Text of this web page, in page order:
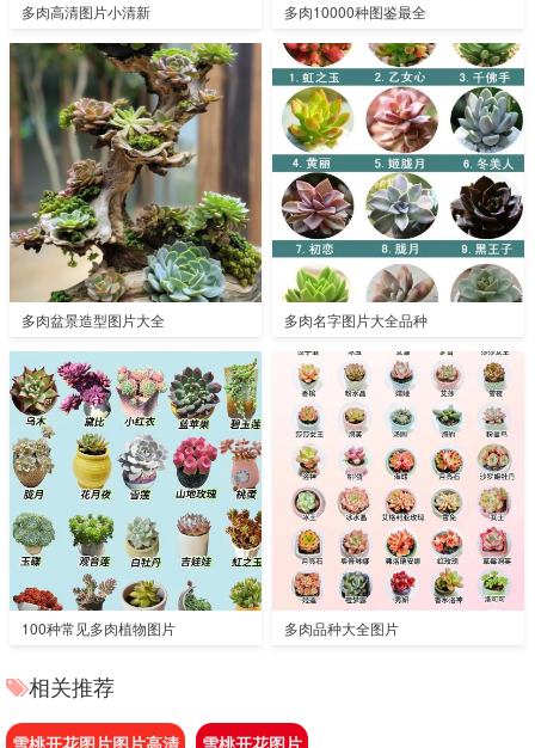
多肉高清图片小清新 多肉10000种图鉴最全
多肉盆景造型图片大全 多肉名字图片大全品种
100种常见多肉植物图片 多肉品种大全图片
相关推荐